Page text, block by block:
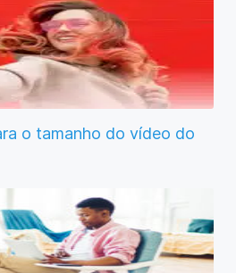
o tamanho do vídeo do